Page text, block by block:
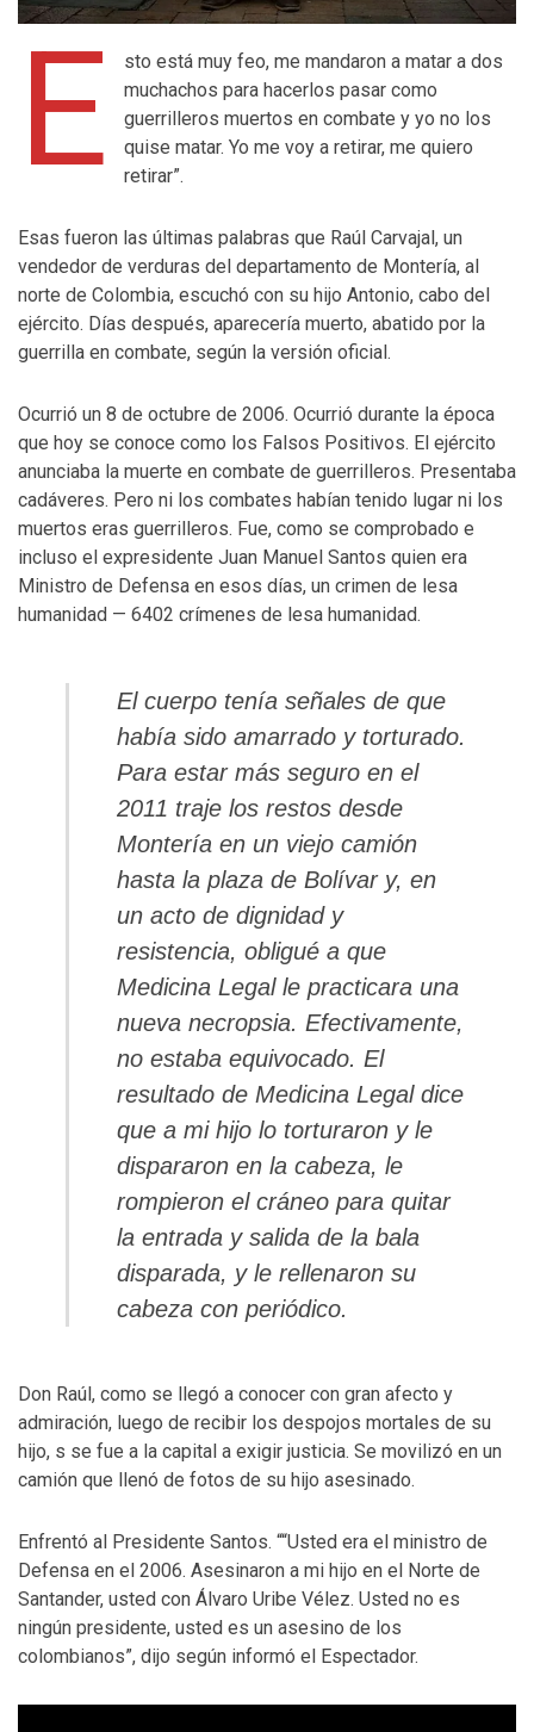
E
sto está muy feo, me mandaron a matar a dos
muchachos para hacerlos pasar como
guerrilleros muertos en combate y yo no los
quise matar. Yo me voy a retirar, me quiero
retirar”.
Esas fueron las últimas palabras que Raúl Carvajal, un
vendedor de verduras del departamento de Montería, al
norte de Colombia, escuchó con su hijo Antonio, cabo del
ejército. Días después, aparecería muerto, abatido por la
guerrilla en combate, según la versión oficial.
Ocurrió un 8 de octubre de 2006. Ocurrió durante la época
que hoy se conoce como los Falsos Positivos. El ejército
anunciaba la muerte en combate de guerrilleros. Presentaba
cadáveres. Pero ni los combates habían tenido lugar ni los
muertos eras guerrilleros. Fue, como se comprobado e
incluso el expresidente Juan Manuel Santos quien era
Ministro de Defensa en esos días, un crimen de lesa
humanidad — 6402 crímenes de lesa humanidad.
El cuerpo tenía señales de que
había sido amarrado y torturado.
Para estar más seguro en el
2011 traje los restos desde
Montería en un viejo camión
hasta la plaza de Bolívar y, en
un acto de dignidady
resistencia, obligué a que
Medicina Legal le practicara una
nueva necropsia. Efectivamente,
no estaba equivocado. El
resultado de Medicina Legal dice
que a mi hijo lo torturaron y le
dispararon en la cabeza, le
rompieron el cráneo para quitar
la entrada y salida de la bala
disparada, y le rellenaron su
cabeza con periódico.
Don Raúl, como se llegó a conocer con gran afecto y
admiración, luego de recibir los despojos mortales de su
hijo, s se fue a la capital a exigir justicia. Se movilizó en un
camión que llenó de fotos de su hijo asesinado.
Enfrentó al Presidente Santos. ““Usted era el ministro de
Defensa en el 2006. Asesinaron a mi hijo en el Norte de
Santander, usted con Álvaro Uribe Vélez. Usted no es
ningún presidente, usted es un asesino de los
colombianos”, dijo según informó el Espectador.